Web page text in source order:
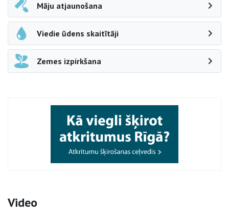
Māju atjaunošana
Viedie ūdens skaitītāji
Zemes izpirkšana
Video